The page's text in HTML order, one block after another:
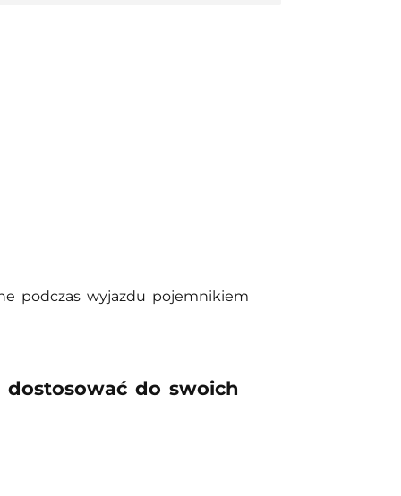
podczas wyjazdu pojemnikiem
do swoich